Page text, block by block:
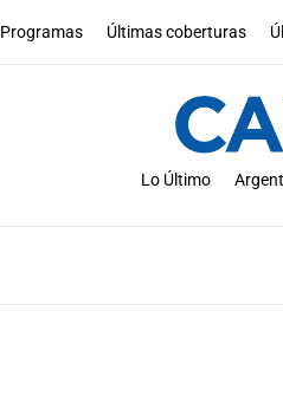
Programas Últimas coberturas
Lo Último